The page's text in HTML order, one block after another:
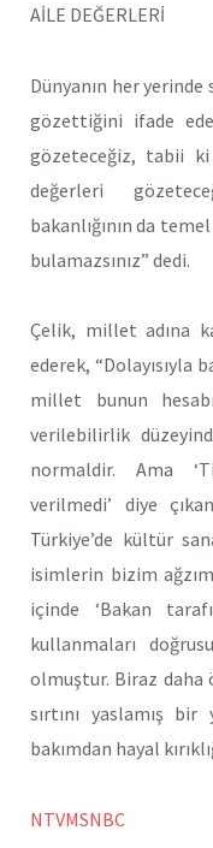
AİLE DEĞERLERİ
Dünyanın her
gözettiğini ifade
gözeteceğiz, tabii
değerleri
bakanlığının da
bulamazsınız” dedi.
Çelik, millet adına
ederek, “Dolayısıyla
millet bunun
verilebilirlik
normaldir. Ama
verilmedi’ diye
Türkiye’de kültür
isimlerin bizim
içinde ‘Bakan
kullanmaları
olmuştur. Biraz daha
sırtını yaslamış
bakımdan hayal
NTVMSNBC